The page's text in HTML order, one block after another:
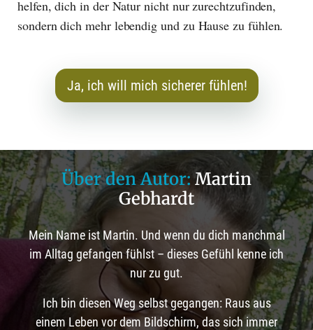
helfen, dich in der Natur nicht nur zurechtzufinden,
sondern dich mehr lebendig und zu Hause zu fühlen.
Ja, ich will mich sicherer fühlen!
Über den Autor:Martin
Gebhardt
Mein Name ist Martin. Und wenn du dich manchmal
im Alltag gefangen fühlst – dieses Gefühl kenne ich
nur zu gut.
Ich bin diesen Weg selbst gegangen: Raus aus
einem Leben vor dem Bildschirm, das sich immer